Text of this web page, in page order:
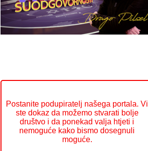
Postanite podupiratelj našega portala. Vi
ste dokaz da možemo stvarati bolje
društvo i da ponekad valja htjeti i
nemoguće kako bismo dosegnuli
moguće.